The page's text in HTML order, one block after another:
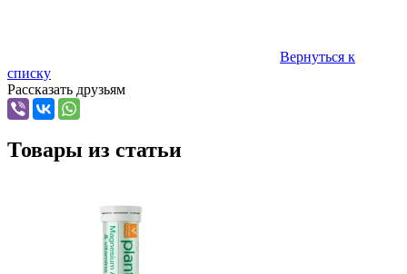
Вернуться к
списку
Рассказать друзьям
Товары из статьи